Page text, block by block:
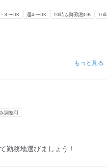
3〜OK 週4〜OK 10時以降勤務OK 16
相談ですので、
い。
、働きやすいですよ♪
もっと見る
調整可
勤務地選びましょう！